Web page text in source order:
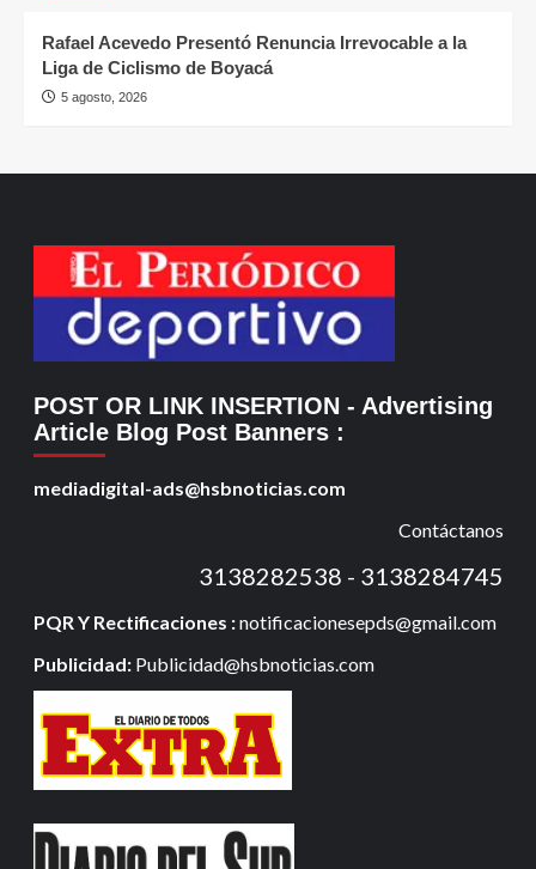
Rafael Acevedo Presentó Renuncia Irrevocable a la
Liga de Ciclismo de Boyacá
5 agosto, 2026
POST OR LINK INSERTION - Advertising
Article Blog Post Banners :
mediadigital-ads@hsbnoticias.com
Contáctanos
3138282538 - 3138284745
PQR Y Rectificaciones :notificacionesepds@gmail.com
Publicidad: Publicidad@hsbnoticias.com